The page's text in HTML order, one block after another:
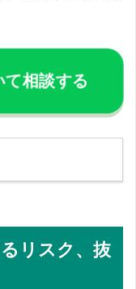
相談する
リスク、抜